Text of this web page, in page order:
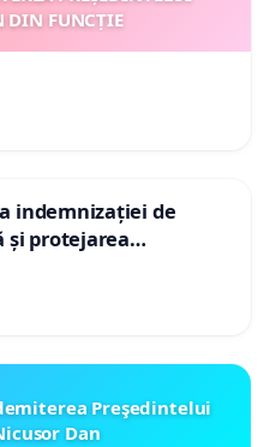
DIN FUNCȚIE
indemnizației de
și protejarea
asistenții
Preşedintelui
Dan